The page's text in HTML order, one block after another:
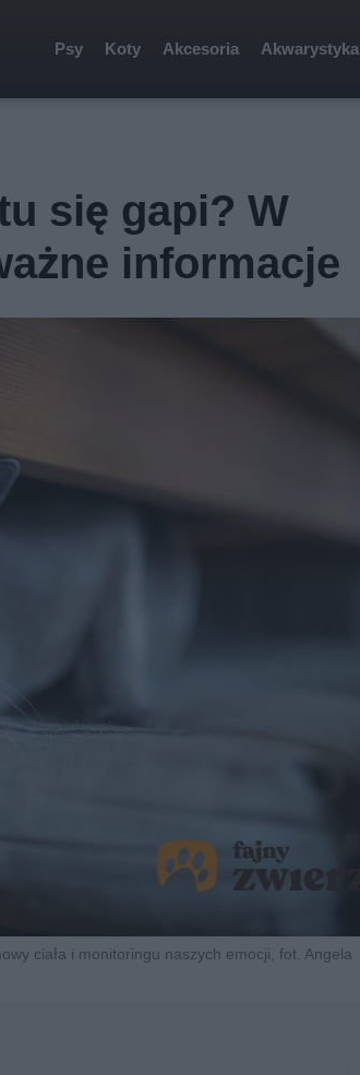
Psy Koty Akcesoria Akwarystyka
się gapi? W
informacje
ciała i monitoringu naszych emocji, fot. Angela